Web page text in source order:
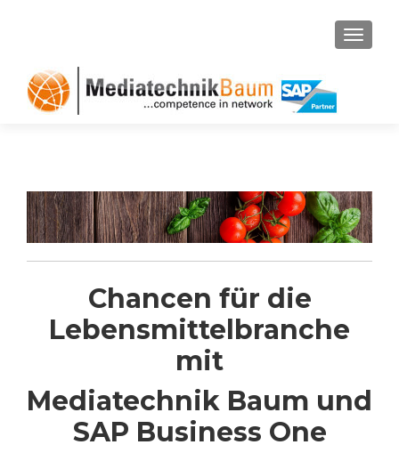
Chancen für die
Lebensmittelbranche
mit
Mediatechnik Baum und
SAP Business One